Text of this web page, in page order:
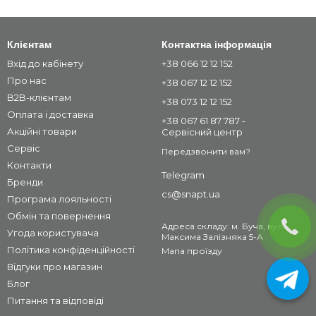
Клієнтам
Вхід до кабінету
Про нас
B2B-клієнтам
Оплата і доставка
Акційні товари
Сервіс
Контакти
Бренди
Програма лояльності
Обмін та повернення
Угода користувача
Політика конфіденційності
Відгуки про магазин
Блог
Питання та відповіді
Контактна інформація
+38 066 12 12 152
+38 067 12 12 152
+38 073 12 12 152
+38 067 61 87 787 -
Сервісний центр
Передзвонити вам?
Telegram
cs@snapt.ua
Адреса складу: м. Буча, вул.
Максима Залізняка 5-А
Мапа проїзду